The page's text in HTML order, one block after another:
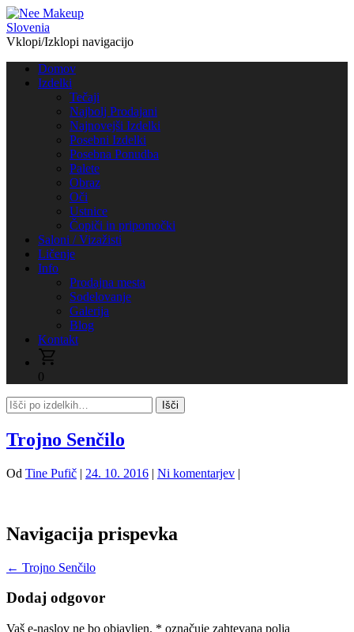
Vklopi/Izklopi navigacijo
Domov
Izdelki
Tečaji
Najbolj Prodajani
Najnovejši Izdelki
Posebni Izdelki
Posebna Ponudba
Palete
Obraz
Oči
Ustnice
Čopiči in pripomočki
Saloni / Vizažisti
Ličenje
Info
Prodajna mesta
Sodelovanje
Galerija
Blog
Kontakt
0
Trojno Senčilo
Od Tine Pufič | 24. 10. 2016 | Ni komentarjev |
Navigacija prispevka
← Trojno Senčilo
Dodaj odgovor
Vaš e-naslov ne bo objavljen. * označuje zahtevana polja